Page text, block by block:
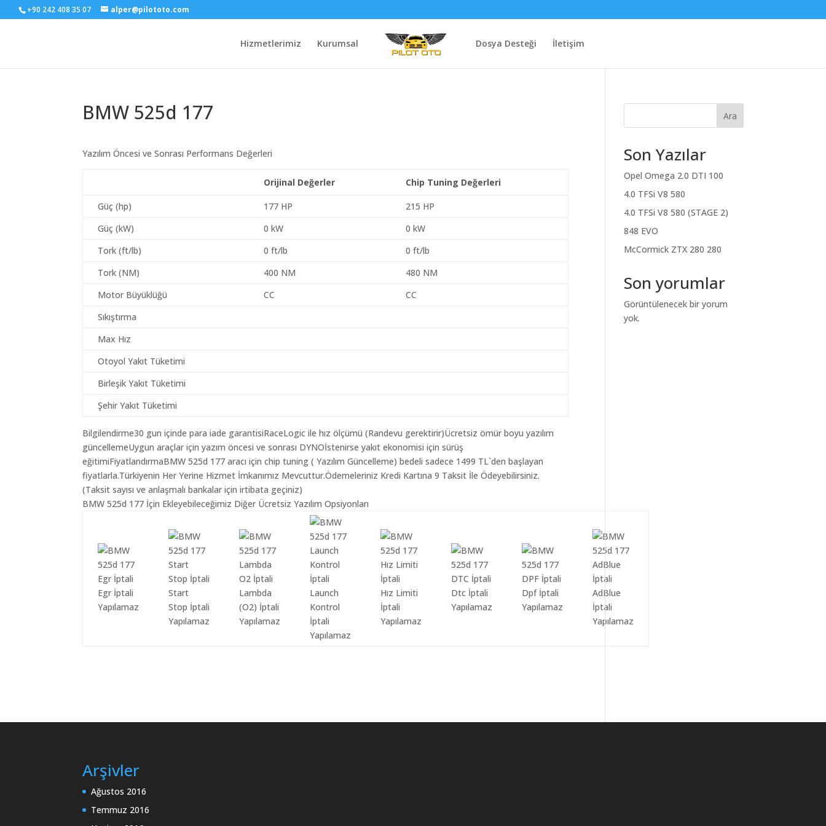
+90 242 408 35 07 alper@pilototo.com
Hizmetlerimiz Kurumsal Dosya Desteği İletişim
BMW 525d 177
Yazılım Öncesi ve Sonrası Performans Değerleri
Orijinal Değerler Chip Tuning Değerleri
Güç (hp) 177 HP
215 HP
Güç (kW)
0 kW
0 kW
Tork (ft/lb)
0 ft/lb
0 ft/lb
Tork (NM)
400 NM
480 NM
Motor Büyüklüğü
CC
CC
Sıkıştırma
Max Hız
Otoyol Yakıt Tüketimi
Birleşik Yakıt Tüketimi
Şehir Yakıt Tüketimi
Bilgilendirme30 gun içinde para iade garantisiRaceLogic ile hız ölçümü (Randevu gerektirir)Ücretsiz ömür boyu yazılım
güncellemeUygun araçlar için yazım öncesi ve sonrası DYNOİstenirse yakıt ekonomisi için sürüş
eğitimiFiyatlandırmaBMW 525d 177 aracı için chip tuning ( Yazılım Güncelleme) bedeli sadece 1499 TL`den başlayan
fiyatlarla.Türkiyenin Her Yerine Hizmet İmkanımız Mevcuttur.Ödemeleriniz Kredi Kartına 9 Taksit İle Ödeyebilirsiniz.
(Taksit sayısı ve anlaşmalı bankalar için irtibata geçiniz)
BMW 525d 177 İçin Ekleyebileceğimiz Diğer Ücretsiz Yazılım Opsiyonları
Egr İptali
Yapılamaz
Start
Stop İptali
Yapılamaz
Lambda
(O2) İptali
Yapılamaz
Launch
Kontrol
İptali
Yapılamaz
Hız Limiti
İptali
Yapılamaz
Dtc İptali
Yapılamaz
Dpf İptali
Yapılamaz
AdBlue
İptali
Yapılamaz
Ara
Son Yazılar
Opel Omega 2.0 DTI 100
4.0 TFSi V8 580
4.0 TFSi V8 580 (STAGE 2)
848 EVO
McCormick ZTX 280 280
Son yorumlar
Görüntülenecek bir yorum
yok.
Arşivler
Ağustos 2016
Temmuz 2016